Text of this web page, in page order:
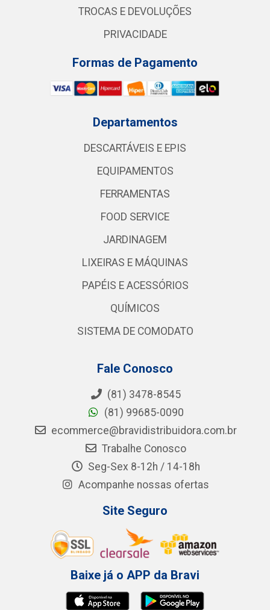
TROCAS E DEVOLUÇÕES
PRIVACIDADE
Formas de Pagamento
Departamentos
DESCARTÁVEIS E EPIS
EQUIPAMENTOS
FERRAMENTAS
FOOD SERVICE
JARDINAGEM
LIXEIRAS E MÁQUINAS
PAPÉIS E ACESSÓRIOS
QUÍMICOS
SISTEMA DE COMODATO
Fale Conosco
(81) 3478-8545
(81) 99685-0090
ecommerce@bravidistribuidora.com.br
Trabalhe Conosco
Seg-Sex 8-12h / 14-18h
Acompanhe nossas ofertas
Site Seguro
Baixe já o APP da Bravi